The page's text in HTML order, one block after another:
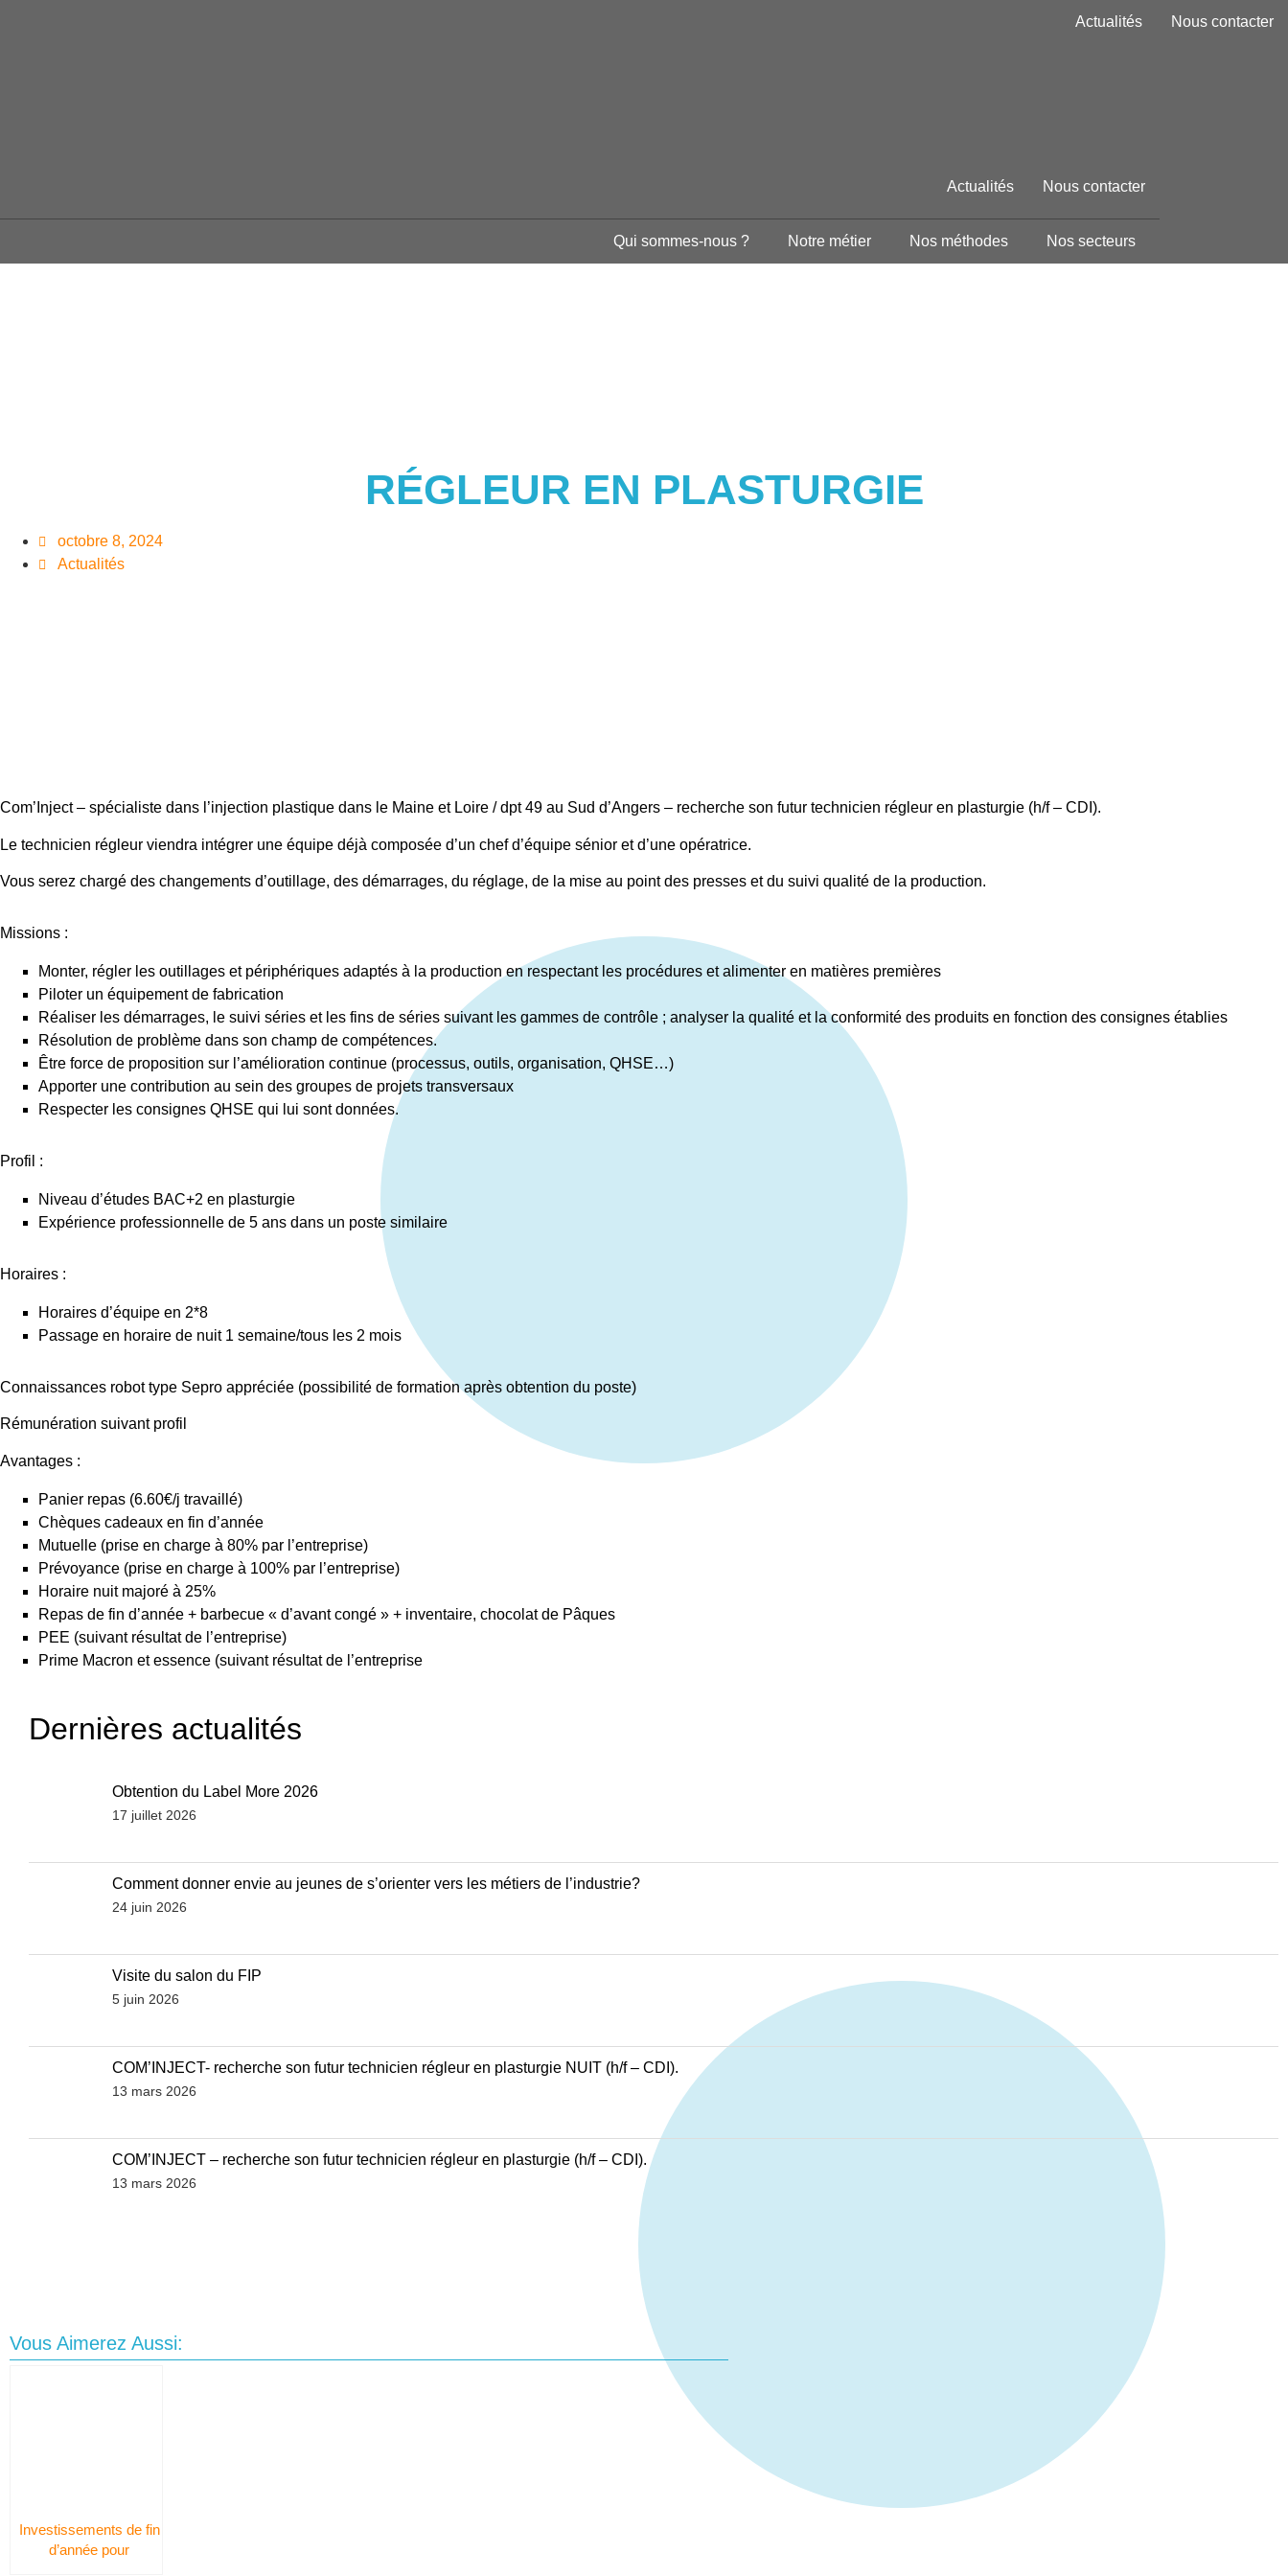
Actualités Nous contacter
Actualités Nous contacter
Qui sommes-nous ? Notre métier Nos méthodes Nos secteurs
RÉGLEUR EN PLASTURGIE
octobre 8, 2024
Actualités
Com’Inject – spécialiste dans l’injection plastique dans le Maine et Loire / dpt 49 au Sud d’Angers – recherche son futur technicien régleur en plasturgie (h/f – CDI).
Le technicien régleur viendra intégrer une équipe déjà composée d’un chef d’équipe sénior et d’une opératrice.
Vous serez chargé des changements d’outillage, des démarrages, du réglage, de la mise au point des presses et du suivi qualité de la production.
Missions :
Monter, régler les outillages et périphériques adaptés à la production en respectant les procédures et alimenter en matières premières
Piloter un équipement de fabrication
Réaliser les démarrages, le suivi séries et les fins de séries suivant les gammes de contrôle ; analyser la qualité et la conformité des produits en fonction des consignes établies
Résolution de problème dans son champ de compétences.
Être force de proposition sur l’amélioration continue (processus, outils, organisation, QHSE…)
Apporter une contribution au sein des groupes de projets transversaux
Respecter les consignes QHSE qui lui sont données.
Profil :
Niveau d’études BAC+2 en plasturgie
Expérience professionnelle de 5 ans dans un poste similaire
Horaires :
Horaires d’équipe en 2*8
Passage en horaire de nuit 1 semaine/tous les 2 mois
Connaissances robot type Sepro appréciée (possibilité de formation après obtention du poste)
Rémunération suivant profil
Avantages :
Panier repas (6.60€/j travaillé)
Chèques cadeaux en fin d’année
Mutuelle (prise en charge à 80% par l’entreprise)
Prévoyance (prise en charge à 100% par l’entreprise)
Horaire nuit majoré à 25%
Repas de fin d’année + barbecue « d’avant congé » + inventaire, chocolat de Pâques
PEE (suivant résultat de l’entreprise)
Prime Macron et essence (suivant résultat de l’entreprise
Dernières actualités
Obtention du Label More 2026
17 juillet 2026
Comment donner envie au jeunes de s’orienter vers les métiers de l’industrie?
24 juin 2026
Visite du salon du FIP
5 juin 2026
COM’INJECT- recherche son futur technicien régleur en plasturgie NUIT (h/f – CDI).
13 mars 2026
COM’INJECT – recherche son futur technicien régleur en plasturgie (h/f – CDI).
13 mars 2026
Vous Aimerez Aussi:
Investissements de fin
d’année pour